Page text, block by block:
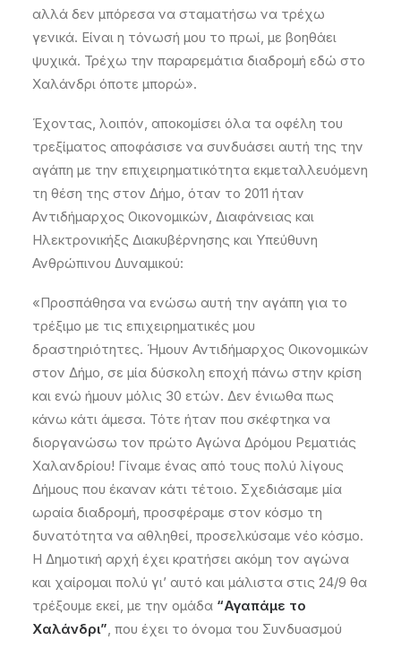
αλλά δεν μπόρεσα να σταματήσω να τρέχω
γενικά. Είναι η τόνωσή μου το πρωί, με βοηθάει
ψυχικά. Τρέχω την παραρεμάτια διαδρομή εδώ στο
Χαλάνδρι όποτε μπορώ».
Έχοντας, λοιπόν, αποκομίσει όλα τα οφέλη του
τρεξίματος αποφάσισε να συνδυάσει αυτή της την
αγάπη με την επιχειρηματικότητα εκμεταλλευόμενη
τη θέση της στον Δήμο, όταν το 2011 ήταν
Αντιδήμαρχος Οικονομικών, Διαφάνειας και
Ηλεκτρονικήξς Διακυβέρνησης και Υπεύθυνη
Ανθρώπινου Δυναμικού:
«Προσπάθησα να ενώσω αυτή την αγάπη για το
τρέξιμο με τις επιχειρηματικές μου
δραστηριότητες. Ήμουν Αντιδήμαρχος Οικονομικών
στον Δήμο, σε μία δύσκολη εποχή πάνω στην κρίση
και ενώ ήμουν μόλις 30 ετών. Δεν ένιωθα πως
κάνω κάτι άμεσα. Τότε ήταν που σκέφτηκα να
διοργανώσω τον πρώτο Αγώνα Δρόμου Ρεματιάς
Χαλανδρίου! Γίναμε ένας από τους πολύ λίγους
Δήμους που έκαναν κάτι τέτοιο. Σχεδιάσαμε μία
ωραία διαδρομή, προσφέραμε στον κόσμο τη
δυνατότητα να αθληθεί, προσελκύσαμε νέο κόσμο.
Η Δημοτική αρχή έχει κρατήσει ακόμη τον αγώνα
και χαίρομαι πολύ γι’ αυτό και μάλιστα στις 24/9 θα
τρέξουμε εκεί, με την ομάδα “Αγαπάμε το
Χαλάνδρι”, που έχει το όνομα του Συνδυασμού